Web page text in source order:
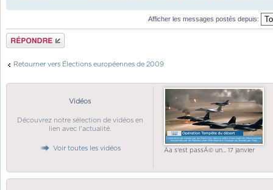
Afficher les messages postés depuis:
Répondre
Retourner vers Élections européennes de 2009
Vidéos
Découvrez notre sélection de vidéos en
lien avec l'actualité.
Voir toutes les vidéos Ãa s'est passÃ© un... 17 janvier